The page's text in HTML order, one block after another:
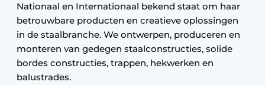
Nationaal en Internationaal bekend staat om haar
betrouwbare producten en creatieve oplossingen
in de staalbranche. We ontwerpen, produceren en
monteren van gedegen staalconstructies, solide
bordes constructies, trappen, hekwerken en
balustrades.